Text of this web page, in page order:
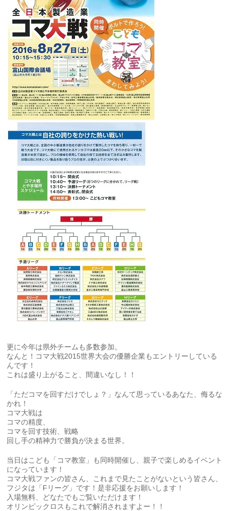
更に今年は県外チームも多数参加。
なんと！コマ大戦2015世界大会の優勝企業もエントリーしている
んです！
これは盛り上がること、間違いなし！！
「ただコマを回すだけでしょ？」なんて思っているあなた、侮るな
かれ！
コマ大戦は
コマの精度、
コマを回す技術、戦略
回し手の精神力で勝負が決まる世界。
当日はこども「コマ教室」も同時開催し、親子で楽しめるイベント
になっています！
コマ大戦ファンの皆さん、これまで見たことがないという皆さん、
フジタは「Fリーグ」です！是非応援をお願いします！
入場無料、どなたでもご覧いただけます！
オリンピックロスもこれで解消されますよー！！